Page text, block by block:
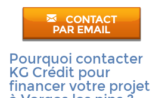
CONTACT
PAR EMAIL
Pourquoi contacter
KG Crédit pour
financer votre projet